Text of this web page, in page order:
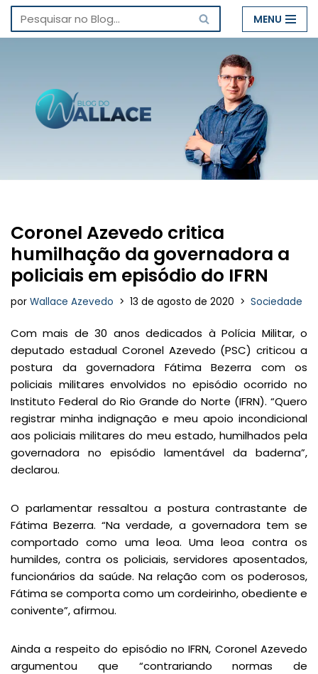
Pular
conteúdo
MENU
Coronel Azevedo critica
humilhação da governadora a
policiais em episódio do IFRN
por Wallace Azevedo 13 de agosto de 2020 Sociedade
Com mais de 30 anos dedicados à Polícia Militar, o
deputado estadual Coronel Azevedo (PSC) criticou a
postura da governadora Fátima Bezerra com os
policiais militares envolvidos no episódio ocorrido no
Instituto Federal do Rio Grande do Norte (IFRN). “Quero
registrar minha indignação e meu apoio incondicional
aos policiais militares do meu estado, humilhados pela
governadora no episódio lamentável da baderna”,
declarou.
O parlamentar ressaltou a postura contrastante de
Fátima Bezerra. “Na verdade, a governadora tem se
comportado como uma leoa. Uma leoa contra os
humildes, contra os policiais, servidores aposentados,
funcionários da saúde. Na relação com os poderosos,
Fátima se comporta como um cordeirinho, obediente e
conivente”, afirmou.
Ainda a respeito do episódio no IFRN, Coronel Azevedo
argumentou que “contrariando normas de